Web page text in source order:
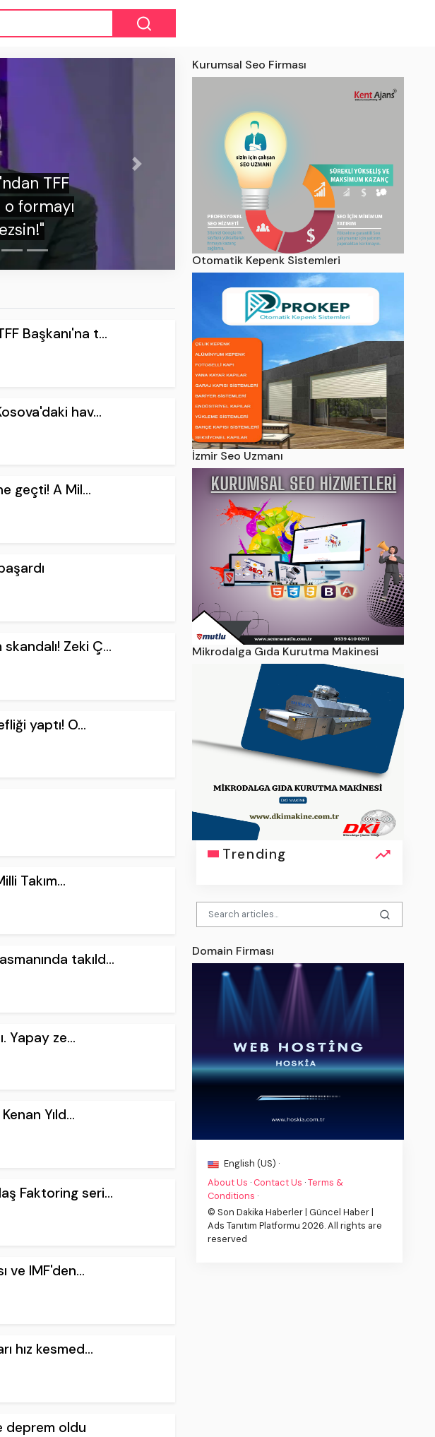
Can Kahveci'den Kosova'daki
tokat gibi cevap: "Türk
tanıyamadılar!"
Next
Başkanı'na t...
hav...
geçti! A Mil...
Zeki Ç...
yaptı! O...
Takım...
takıld...
Yapay ze...
Yıld...
Faktoring seri...
ve IMF'den...
hız kesmed...
deprem oldu
Kurumsal Seo Firması
Otomatik Kepenk Sistemleri
İzmir Seo Uzmanı
Mikrodalga Gıda Kurutma Makinesi
Trending
Domain Firması
English (US) ·
About Us · Contact Us ·Terms &
Conditions ·
© Son Dakika Haberler | Güncel Haber |
Ads Tanıtım Platformu 2026. All rights are
reserved